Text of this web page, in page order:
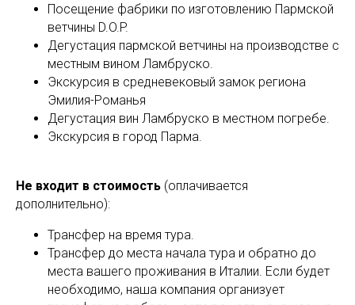
Посещение фабрики по изготовлению Пармской
ветчины D.O.P.
Дегустация пармской ветчины на производстве с
местным вином Ламбруско.
Экскурсия в средневековый замок региона
Эмилия-Романья
Дегустация вин Ламбруско в местном погребе.
Экскурсия в город Парма.
Не входит в стоимость (оплачивается
дополнительно):
Трансфер на время тура.
Трансфер до места начала тура и обратно до
места вашего проживания в Италии. Если будет
необходимо, наша компания организует